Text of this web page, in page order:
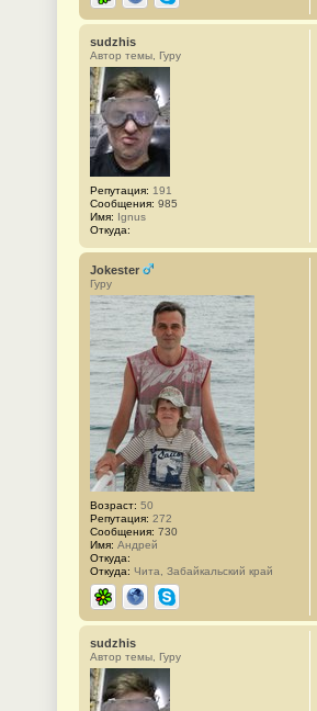
ICQ СайтSkype
sudzhis
Автор темы, Гуру
Репутация: 191
Сообщения: 985
Имя: Ignus
Откуда:
Jokester
Гуру
Возраст: 50
Репутация: 272
Сообщения: 730
Имя: Андрей
Откуда:
Откуда: Чита, Забайкальский край
ICQ СайтSkype
sudzhis
Автор темы, Гуру